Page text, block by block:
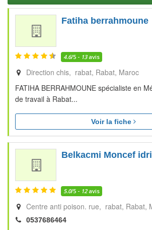
Fatiha berrahmoune
4.6/5 - 13avis
Direction chis, rabat Rabat Maroc
FATIHA BERRAHMOUNE spécialiste en
de travail à Rabat...
Voir la fiche
Belkacmi Moncef
5.0/5 - 12avis
Centre anti poison. rue, rabat Rabat
0537686464